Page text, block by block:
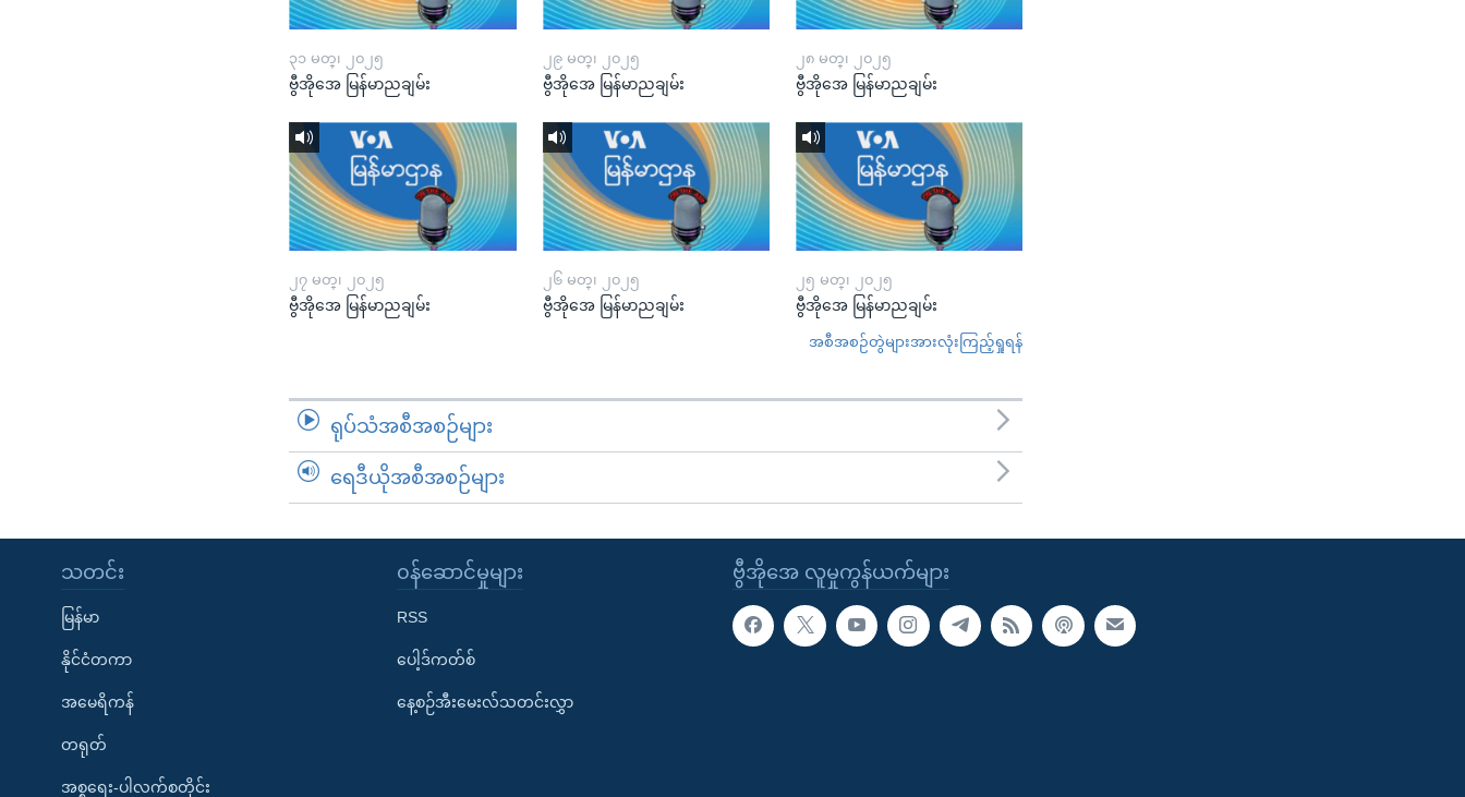
၃၁ မတ္၊ ၂၀၂၅
ဗွီအိုအေ မြန်မာညချမ်း
၂၉ မတ္၊ ၂၀၂၅
ဗွီအိုအေ မြန်မာညချမ်း
၂၈ မတ္၊ ၂၀၂၅
ဗွီအိုအေ မြန်မာညချမ်း
၂၇ မတ္၊ ၂၀၂၅
ဗွီအိုအေ မြန်မာညချမ်း
၂၆ မတ္၊ ၂၀၂၅
ဗွီအိုအေ မြန်မာညချမ်း
၂၅ မတ္၊ ၂၀၂၅
ဗွီအိုအေ မြန်မာညချမ်း
အစီအစဉ်တွဲများအားလုံးကြည့်ရှုရန်
ရုပ်သံအစီအစဉ်များ
ရေဒီယိုအစီအစဉ်များ
ဗွီအိုအေ လူမှုကွန်ယက်များ
သတင်း
မြန်မာ
နိုင်ငံတကာ
အမေရိကန်
တရုတ်
အစ္စရေး-ပါလက်စတိုင်း
၀န်ဆောင်မှုများ
RSS
ပေါ့ဒ်ကတ်စ်
နေ့စဉ်အီးမေးလ်သတင်းလွှာ